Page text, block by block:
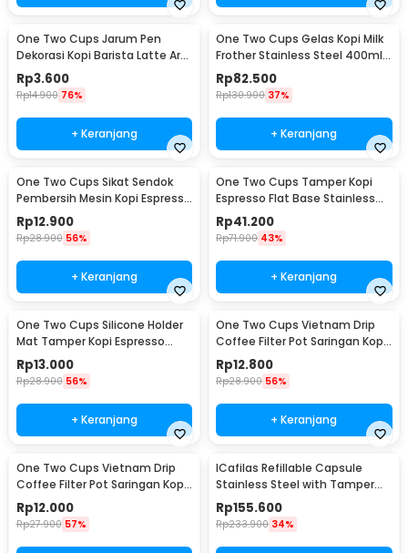
One Two Cups Jarum Pen
Dekorasi Kopi Barista Latte Art
Needle 13cm - F3F27
Rp3.600
Rp14.900 76%
+ Keranjang
One Two Cups Gelas Kopi Milk
Frother Stainless Steel 400ml -
WZ0011
Rp82.500
Rp130.900 37%
+ Keranjang
One Two Cups Sikat Sendok
Pembersih Mesin Kopi Espresso
2in1 - 8809
Rp12.900
Rp28.900 56%
+ Keranjang
One Two Cups Tamper Kopi
Espresso Flat Base Stainless
Steel 51mm - SS51
Rp41.200
Rp71.900 43%
+ Keranjang
One Two Cups Silicone Holder
Mat Tamper Kopi Espresso
Barista - 0310
Rp13.000
Rp28.900 56%
+ Keranjang
One Two Cups Vietnam Drip
Coffee Filter Pot Saringan Kopi
124ml 7Q - LC1
Rp12.800
Rp28.900 56%
+ Keranjang
One Two Cups Vietnam Drip
Coffee Filter Pot Saringan Kopi
114ml 6Q - LC1
Rp12.000
Rp27.900 57%
ICafilas Refillable Capsule
Stainless Steel with Tamper
for Nespresso - F456
Rp155.600
Rp233.900 34%